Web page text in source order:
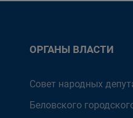
ОРГАНЫ ВЛАСТИ
Совет народных
Беловского